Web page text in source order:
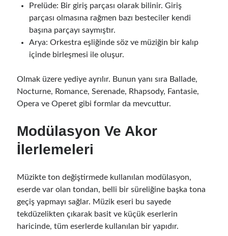
Prelüde: Bir giriş parçası olarak bilinir. Giriş
parçası olmasına rağmen bazı besteciler kendi
başına parçayı saymıştır.
Arya: Orkestra eşliğinde söz ve müziğin bir kalıp
içinde birleşmesi ile oluşur.
Olmak üzere yediye ayrılır. Bunun yanı sıra Ballade,
Nocturne, Romance, Serenade, Rhapsody, Fantasie,
Opera ve Operet gibi formlar da mevcuttur.
Modülasyon Ve Akor
İlerlemeleri
Müzikte ton değiştirmede kullanılan modülasyon,
eserde var olan tondan, belli bir süreliğine başka tona
geçiş yapmayı sağlar. Müzik eseri bu sayede
tekdüzelikten çıkarak basit ve küçük eserlerin
haricinde, tüm eserlerde kullanılan bir yapıdır.